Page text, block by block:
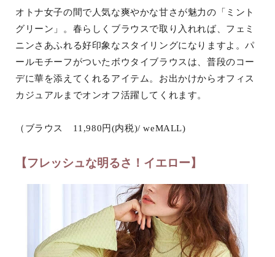
オトナ女子の間で人気な爽やかな甘さが魅力の「ミント
グリーン」。春らしくブラウスで取り入れれば、フェミ
ニンさあふれる好印象なスタイリングになりますよ。パ
ールモチーフがついたボウタイブラウスは、普段のコー
デに華を添えてくれるアイテム。お出かけからオフィス
カジュアルまでオンオフ活躍してくれます。
（ブラウス 11,980円(内税)/ weMALL)
【フレッシュな明るさ！イエロー】